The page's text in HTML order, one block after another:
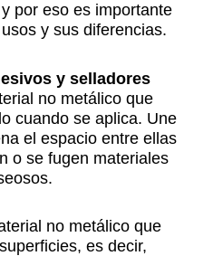
por eso es importante
y sus diferencias.
y selladores
no metálico que
cuando se aplica. Une
el espacio entre ellas
o se fugen materiales
no metálico que
es decir,